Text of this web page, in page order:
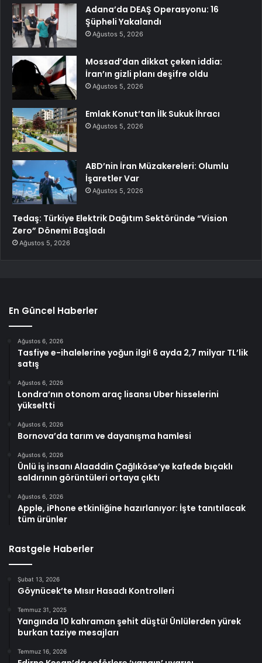
Adana’da DEAŞ Operasyonu: 16
Şüpheli Yakalandı
Ağustos 5, 2026
Mossad’dan dikkat çeken iddia:
İran’ın gizli planı deşifre oldu
Ağustos 5, 2026
Emlak Konut’tan İlk Sukuk İhracı
Ağustos 5, 2026
ABD’nin İran Müzakereleri: Olumlu
İşaretler Var
Ağustos 5, 2026
Tedaş: Türkiye Elektrik Dağıtım Sektöründe “Vision
Zero” Dönemi Başladı
Ağustos 5, 2026
En Güncel Haberler
Ağustos 6, 2026
Tasfiye e-ihalelerine yoğun ilgi! 6 ayda 2,7 milyar TL’lik
satış
Ağustos 6, 2026
Londra’nın otonom araç lisansı Uber hisselerini
yükseltti
Ağustos 6, 2026
Bornova’da tarım ve dayanışma hamlesi
Ağustos 6, 2026
Ünlü iş insanı Alaaddin Çağlıköse’ye kafede bıçaklı
saldırının görüntüleri ortaya çıktı
Ağustos 6, 2026
Apple, iPhone etkinliğine hazırlanıyor: İşte tanıtılacak
tüm ürünler
Rastgele Haberler
Şubat 13, 2026
Göynücek’te Mısır Hasadı Kontrolleri
Temmuz 31, 2025
Yangında 10 kahraman şehit düştü! Ünlülerden yürek
burkan taziye mesajları
Temmuz 16, 2026